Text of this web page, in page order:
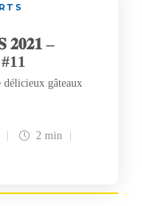
–
délicieux gâteaux
2 min